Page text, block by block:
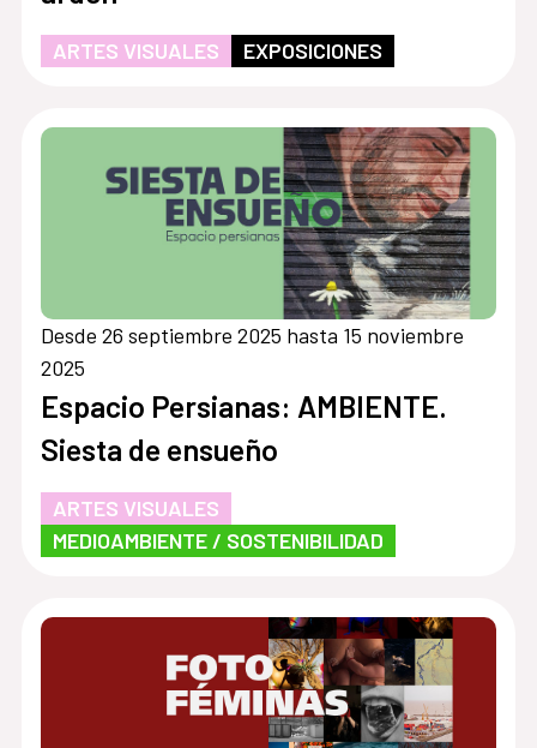
ARTES VISUALES EXPOSICIONES
Desde 26 septiembre 2025 hasta 15 noviembre
2025
Espacio Persianas: AMBIENTE.
Siesta de ensueño
ARTES VISUALES
MEDIOAMBIENTE / SOSTENIBILIDAD